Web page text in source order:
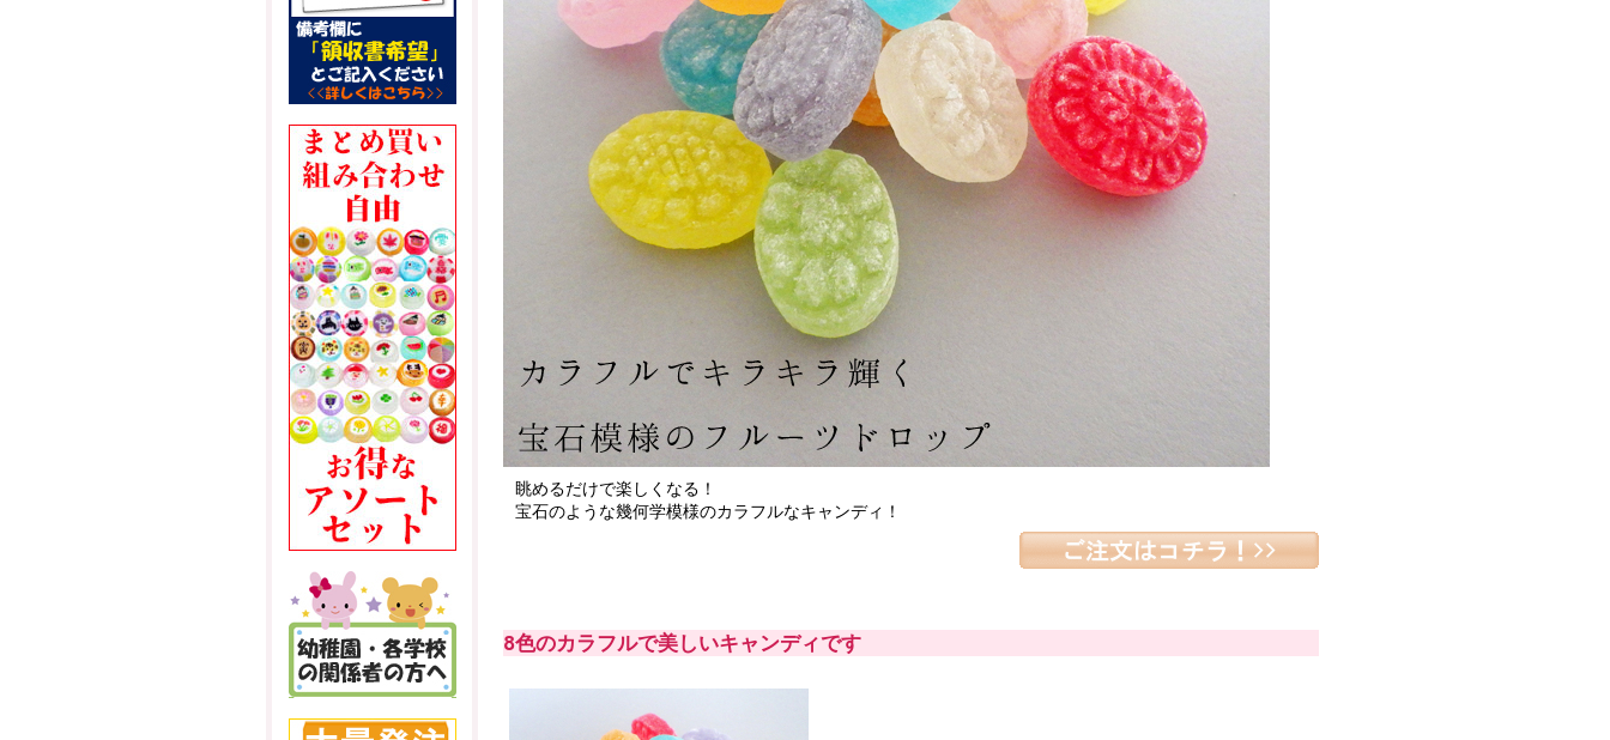
眺めるだけで楽しくなる！
宝石のような幾何学模様のカラフルなキャンディ！
8色のカラフルで美しいキャンディです